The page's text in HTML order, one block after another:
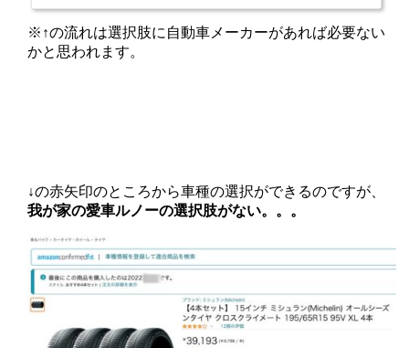
※↑の流れは選択肢に自動車メーカーがあれば必要ない
かと思われます。
↓の赤矢印のところから車種の選択ができるのですが、
我が家の愛車ルノーの選択肢がない。。。